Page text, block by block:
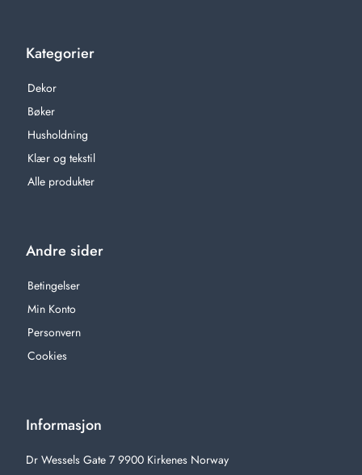
Kategorier
Dekor
Bøker
Husholdning
Klær og tekstil
Alle produkter
Andre sider
Betingelser
Min Konto
Personvern
Cookies
Informasjon
Dr Wessels Gate 7 9900 Kirkenes Norway